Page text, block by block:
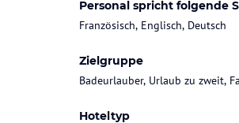
Personal spricht folgende
Französisch, Englisch, Deutsch
Zielgruppe
Badeurlauber, Urlaub zu zweit,
Hoteltyp